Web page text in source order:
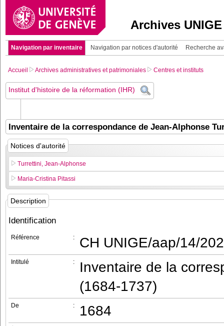
Archives UNIGE
Navigation par inventaire Navigation par notices d'autorité Recherche
Accueil Archives administratives et patrimoniales Centres et instituts
Institut d'histoire de la réformation (IHR)
Inventaire de la correspondance de Jean-Alphonse
Notices d'autorité
Turrettini, Jean-Alphonse
Maria-Cristina Pitassi
Description
Identification
Référence : CH UNIGE/aap/14/
Intitulé :
Inventaire de la
(1684-1737)
De : 1684